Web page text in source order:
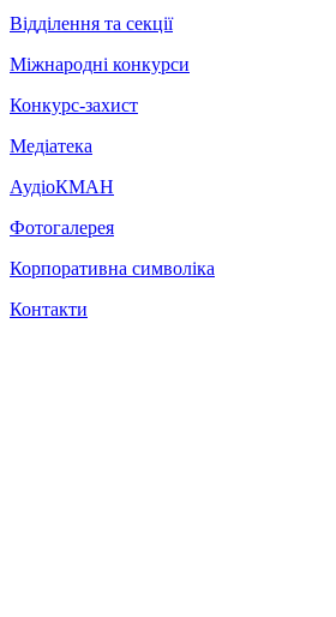
Відділення та секції
Міжнародні конкурси
Конкурс-захист
Медіатека
АудіоКМАН
Фотогалерея
Корпоративна символіка
Контакти